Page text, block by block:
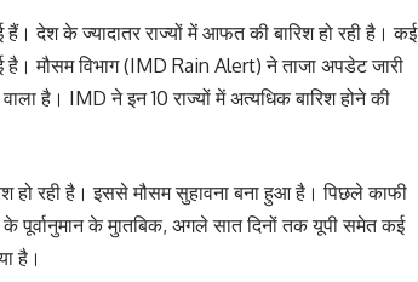
देश के ज्यादातर राज्यों में आफत की बारिश हो रही है। कई
है। मौसम विभाग (IMD Rain Alert) ने ताजा अपडेट जारी
है। IMD ने इन 10 राज्यों में अत्यधिक बारिश होने की
हो रही है। इससे मौसम सुहावना बना हुआ है। पिछले काफी
के पूर्वानुमान के मुातबिक, अगले सात दिनों तक यूपी समेत कई
है।